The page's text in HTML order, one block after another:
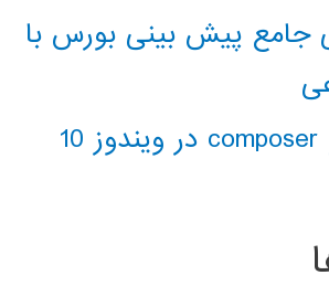
جامع پیش بینی بورس با